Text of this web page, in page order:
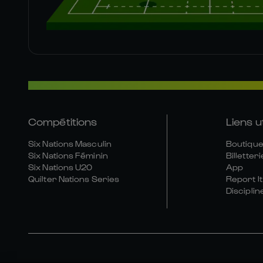
Compétitions
Six Nations Masculin
Six Nations Féminin
Six Nations U20
Quilter Nations Series
Liens
App
Report It